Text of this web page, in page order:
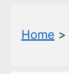
Home